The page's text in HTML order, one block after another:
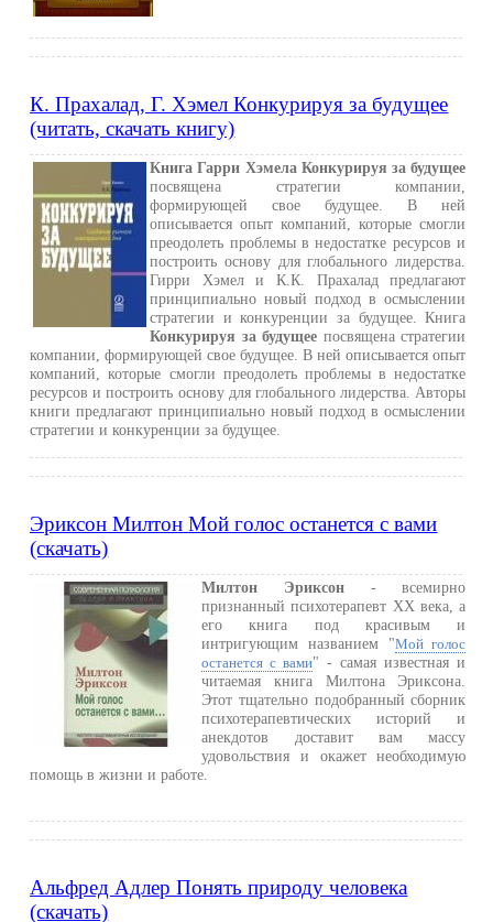
К. Прахалад, Г. Хэмел Конкурируя за будущее
(читать, скачать книгу)
Книга Гарри Хэмела Конкурируя за будущее
посвящена стратегии компании,
формирующей свое будущее. В ней
описывается опыт компаний, которые смогли
преодолеть проблемы в недостатке ресурсов и
построить основу для глобального лидерства.
Гирри Хэмел и К.К. Прахалад предлагают
принципиально новый подход в осмыслении
стратегии и конкуренции за будущее. Книга
Конкурируя за будущее посвящена стратегии
компании, формирующей свое будущее. В ней описывается опыт
компаний, которые смогли преодолеть проблемы в недостатке
ресурсов и построить основу для глобального лидерства. Авторы
книги предлагают принципиально новый подход в осмыслении
стратегии и конкуренции за будущее.
Эриксон Милтон Мой голос останется с вами
(скачать)
Милтон Эриксон- всемирно
признанный психотерапевт XX века, а
его книга под красивым и
интригующим названием "Мой голос
останется с вами" - самая известная и
читаемая книга Милтона Эриксона.
Этот тщательно подобранный сборник
психотерапевтических историй и
анекдотов доставит вам массу
удовольствия и окажет необходимую
помощь в жизни и работе.
Альфред Адлер Понять природу человека
(скачать)